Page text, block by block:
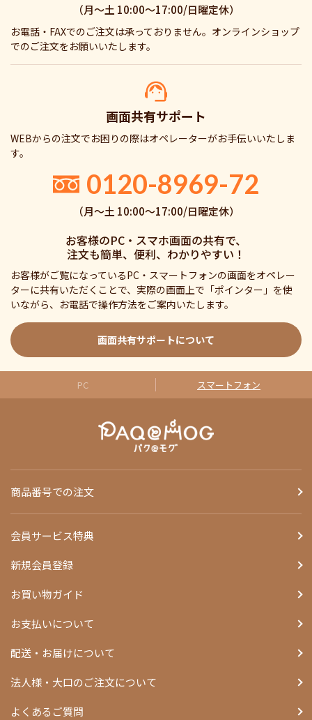
（月〜土 10:00〜17:00/日曜定休）
お電話・FAXでのご注文は承っておりません。オンラインショップ
でのご注文をお願いいたします。
画面共有サポート
WEBからの注文でお困りの際はオペレーターがお手伝いいたしま
す。
0120-8969-72
（月〜土 10:00〜17:00/日曜定休）
お客様のPC・スマホ画面の共有で、
注文も簡単、便利、わかりやすい！
お客様がご覧になっているPC・スマートフォンの画面をオペレー
ターに共有いただくことで、実際の画面上で「ポインター」を使
いながら、お電話で操作方法をご案内いたします。
画面共有サポートについて
PC スマートフォン
商品番号での注文
会員サービス特典
新規会員登録
お買い物ガイド
お支払いについて
配送・お届けについて
法人様・大口のご注文について
よくあるご質問